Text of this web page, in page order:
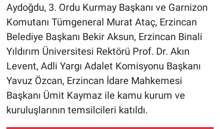
Aydoğdu, 3. Ordu Kurmay Başkanı ve Garnizon
Komutanı Tümgeneral Murat Ataç, Erzincan
Belediye Başkanı Bekir Aksun, Erzincan Binali
Yıldırım Üniversitesi Rektörü Prof. Dr. Akın
Levent, Adli Yargı Adalet Komisyonu Başkanı
Yavuz Özcan, Erzincan İdare Mahkemesi
Başkanı Ümit Kaymaz ile kamu kurum ve
kuruluşlarının temsilcileri katıldı.